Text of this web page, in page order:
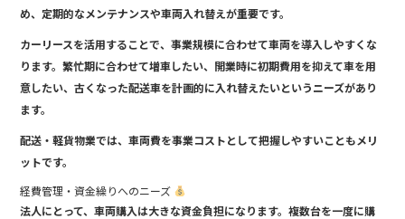
め、定期的なメンテナンスや車両入れ替えが重要です。
カーリースを活用することで、事業規模に合わせて車両を導入しやすくな
ります。繁忙期に合わせて増車したい、開業時に初期費用を抑えて車を用
意したい、古くなった配送車を計画的に入れ替えたいというニーズがあり
ます。
配送・軽貨物業では、車両費を事業コストとして把握しやすいこともメリ
ットです。
経費管理・資金繰りへのニーズ
法人にとって、車両購入は大きな資金負担になります。複数台を一度に購